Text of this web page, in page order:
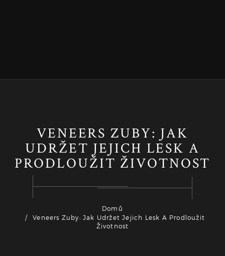
VENEERS ZUBY: JAK
UDRŽET JEJICH LESK A
PRODLOUŽIT ŽIVOTNOST
Domů
Veneers Zuby: Jak Udržet Jejich Lesk A Prodloužit
Životnost